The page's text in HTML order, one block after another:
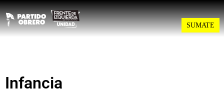
SUMATE
Infancia